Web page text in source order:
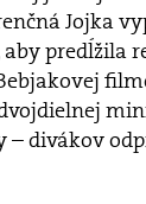
Jojka
predĺžila
– divákov